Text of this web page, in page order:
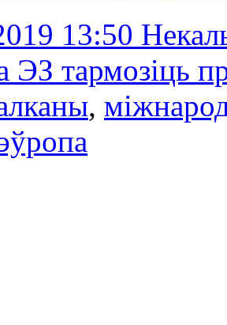
13:50
ЭЗ тармозіць
,